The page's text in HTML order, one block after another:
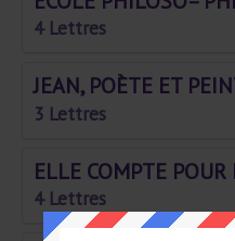
4 Lettres
JEAN, POÈTE ET
3 Lettres
ELLE COMPTE POUR
4 Lettres